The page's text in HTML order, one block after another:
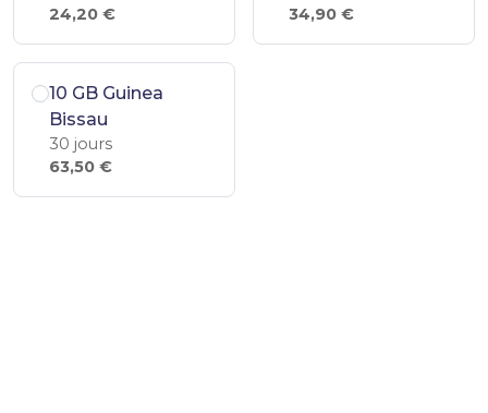
24,20 €
34,90 €
10 GB Guinea
Bissau
30 jours
63,50 €